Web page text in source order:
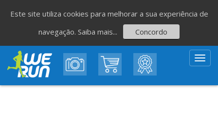
Este site utiliza cookies para melhorar a sua experiência de
navegação. Saiba mais... Concordo